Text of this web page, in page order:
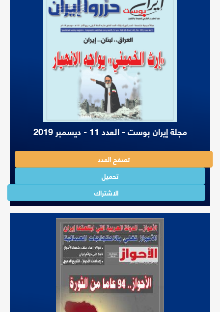
مجلة إيران بوست - العدد 11 - ديسمبر 2019
تصفح العدد
تحميل
الاشتراك